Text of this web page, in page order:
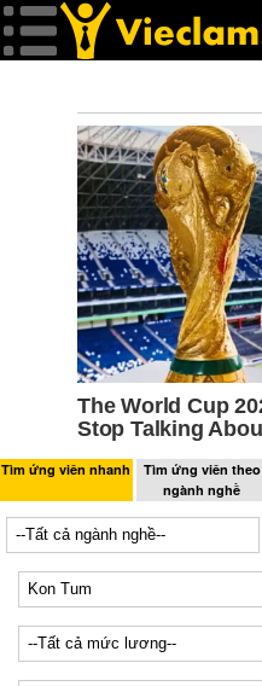
Tìm ứng viên nhanh
Tìm ứng viên theo
ngành nghề